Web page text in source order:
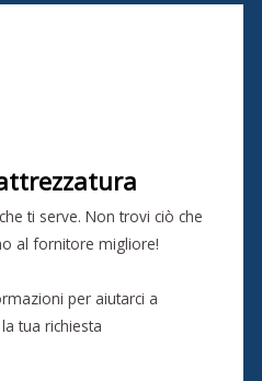
ti serve. Non trovi ciò che
al fornitore migliore!
per aiutarci a
tua richiesta